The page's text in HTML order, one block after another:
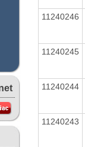
11240246
11240245
11240244
11240243